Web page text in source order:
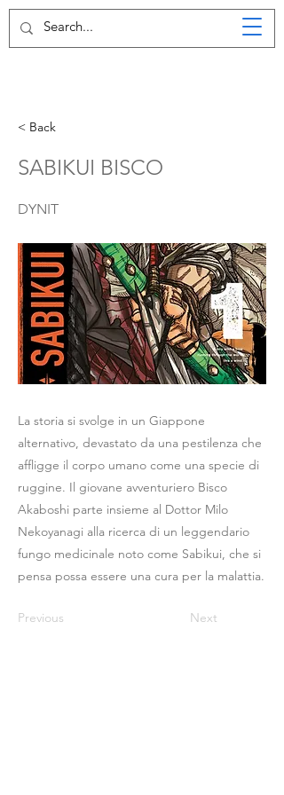
< Back
SABIKUI BISCO
DYNIT
La storia si svolge in un Giappone
alternativo, devastato da una pestilenza che
affligge il corpo umano come una specie di
ruggine. Il giovane avventuriero Bisco
Akaboshi parte insieme al Dottor Milo
Nekoyanagi alla ricerca di un leggendario
fungo medicinale noto come Sabikui, che si
pensa possa essere una cura per la malattia.
Previous Next